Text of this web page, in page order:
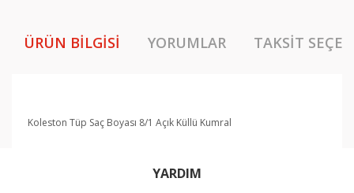
ÜRÜN BILGISI YORUMLAR TAKSIT
Koleston Tüp Saç Boyası 8/1 Açık Küllü Kumral
diğer konularda yetersiz gördüğünüz noktaları öneri
YARDIM